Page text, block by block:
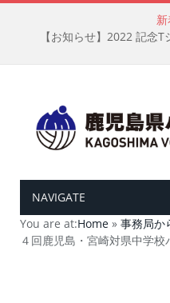
【お知らせ】2022 記念
NAVIGATE
You are at:Home » 事務局か
４回鹿児島・宮崎対県中学